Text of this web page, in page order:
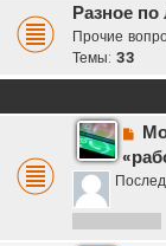
Разное по
Прочие
Темы: 33